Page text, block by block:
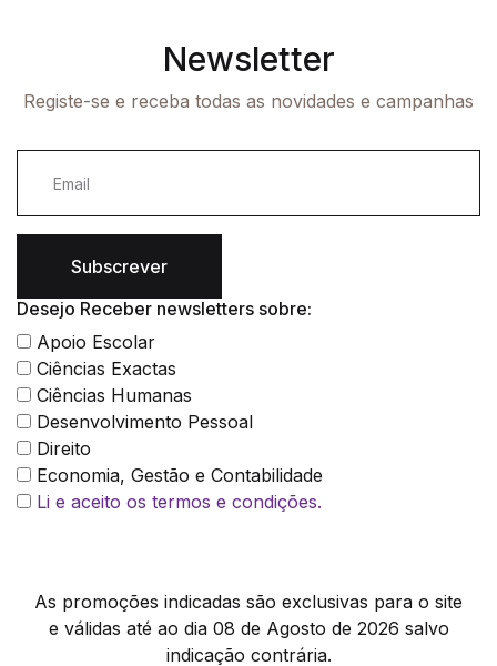
Newsletter
Registe-se e receba todas as novidades e campanhas
Subscrever
Desejo Receber newsletters sobre:
Apoio Escolar
Ciências Exactas
Ciências Humanas
Desenvolvimento Pessoal
Direito
Economia, Gestão e Contabilidade
Li e aceito os termos e condições.
As promoções indicadas são exclusivas para o site
e válidas até ao dia 08 de Agosto de 2026 salvo
indicação contrária.